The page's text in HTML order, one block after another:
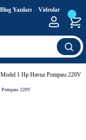
Blog Yazıları Videolar
1 Hp Havuz Pompası 220V